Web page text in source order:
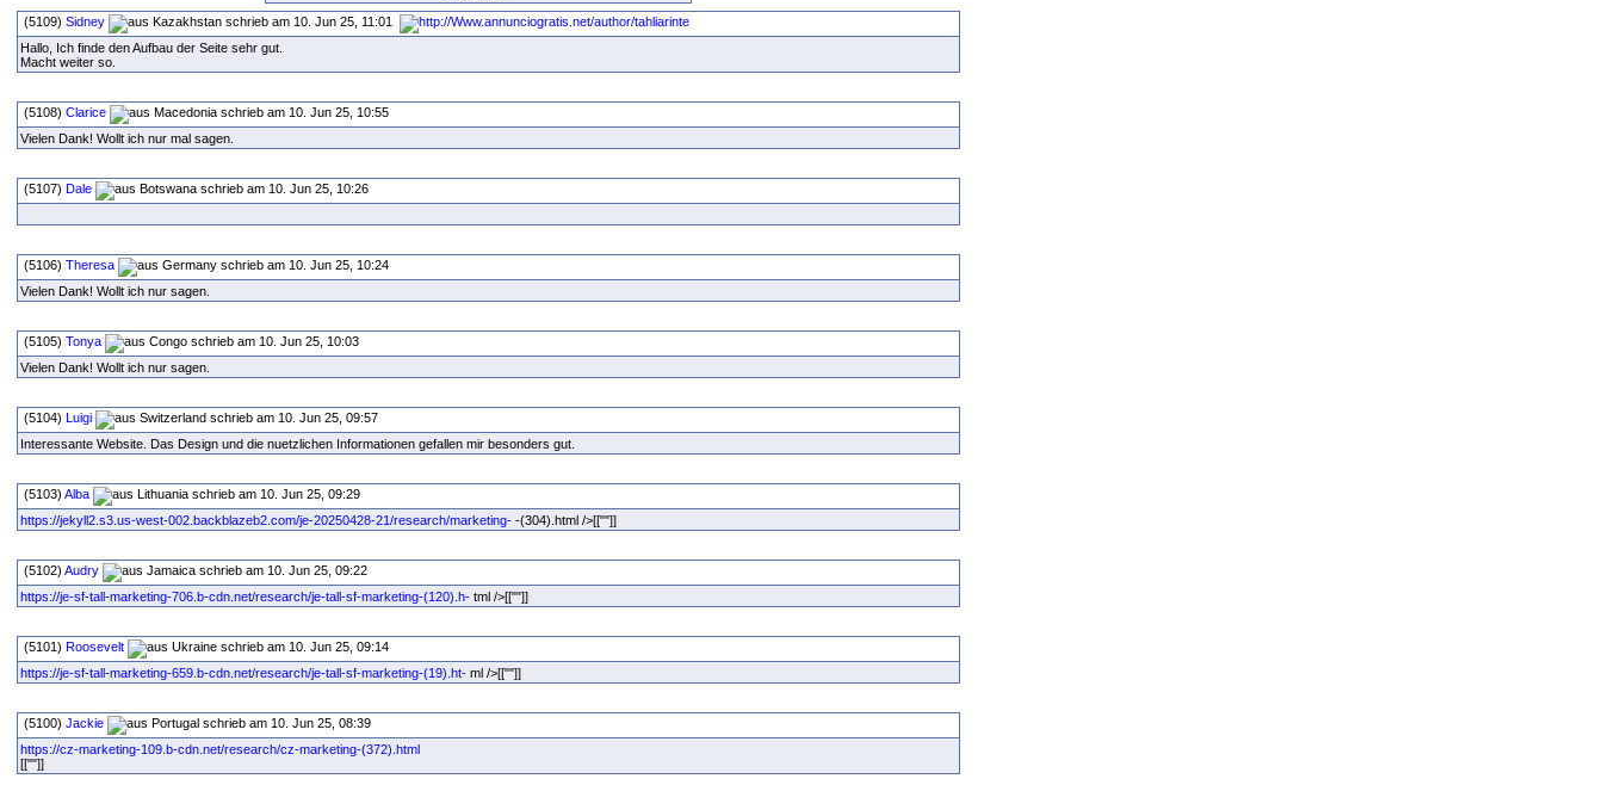
(5109) Sidney
schrieb am 10. Jun 25, 11:01
Hallo, Ich finde den Aufbau der Seite sehr gut.
Macht weiter so.
(5108) Clarice
schrieb am 10. Jun 25, 10:55
Vielen Dank! Wollt ich nur mal sagen.
(5107) Dale schrieb am 10. Jun 25, 10:26
(5106) Theresa
schrieb am 10. Jun 25, 10:24
Vielen Dank! Wollt ich nur sagen.
(5105) Tonya
schrieb am 10. Jun 25, 10:03
Vielen Dank! Wollt ich nur sagen.
(5104) Luigi
schrieb am 10. Jun 25, 09:57
Interessante Website. Das Design und die nuetzlichen Informationen gefallen mir besonders gut.
(5103) Alba
schrieb am 10. Jun 25, 09:29
https://jekyll2.s3.us-west-002.backblazeb2.com/je-20250428-21/research/marketing- -(304).html />[[""]]
(5102) Audry
schrieb am 10. Jun 25, 09:22
https://je-sf-tall-marketing-706.b-cdn.net/research/je-tall-sf-marketing-(120).h- tml />[[""]]
(5101) Roosevelt
schrieb am 10. Jun 25, 09:14
https://je-sf-tall-marketing-659.b-cdn.net/research/je-tall-sf-marketing-(19).ht- ml />[[""]]
(5100) Jackie
schrieb am 10. Jun 25, 08:39
https://cz-marketing-109.b-cdn.net/research/cz-marketing-(372).html
[[""]]